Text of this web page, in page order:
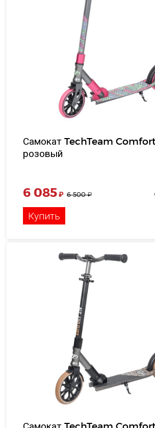
Самокат TechTeam
розовый
6 085₽ 6 500₽
Купить